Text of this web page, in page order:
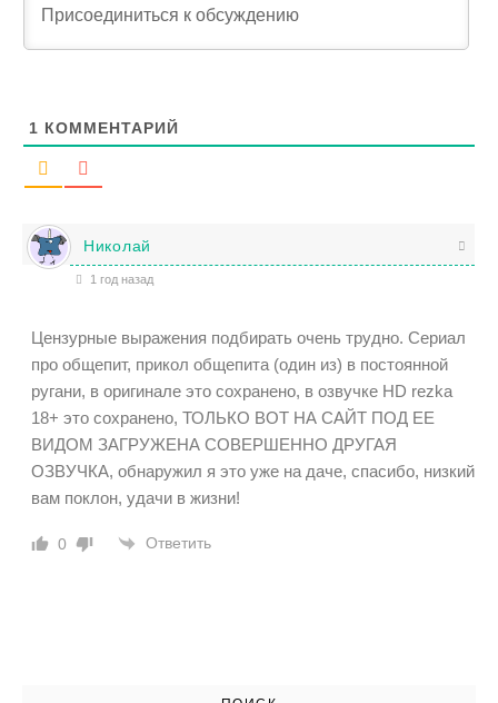
1 КОММЕНТАРИЙ
Николай
1 год назад
Цензурные выражения подбирать очень трудно. Сериал
про общепит, прикол общепита (один из) в постоянной
ругани, в оригинале это сохранено, в озвучке HD rezka
18+ это сохранено, ТОЛЬКО ВОТ НА САЙТ ПОД ЕЕ
ВИДОМ ЗАГРУЖЕНА СОВЕРШЕННО ДРУГАЯ
ОЗВУЧКА, обнаружил я это уже на даче, спасибо, низкий
вам поклон, удачи в жизни!
0 Ответить